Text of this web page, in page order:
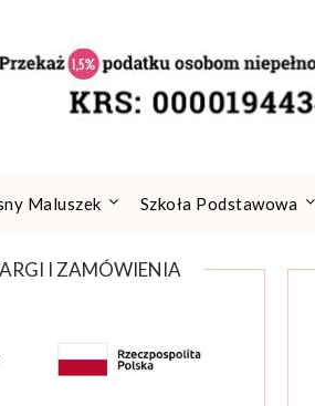
Maluszek Szkoła Podstawowa
I ZAMÓWIENIA